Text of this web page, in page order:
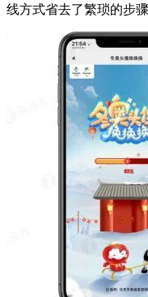
线方式省去了繁琐的步